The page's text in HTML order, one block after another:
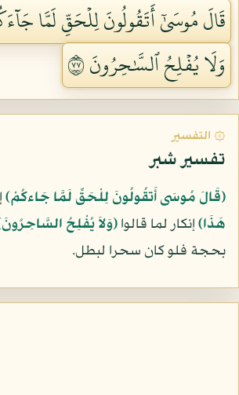
قَالَ مُوسَىٰٓ أَتَقُولُونَ لِلۡحَقِّ لَمَّا
وَلَا يُفۡلِحُ ٱلسَّٰحِرُونَ ٧٧
۞ التفسير
تفسير شبر
﴿قَالَ مُوسَى أَتقُولُونَ لِلْحَقِّ لَمَّا جَاءكُمْ﴾
هَذَا﴾إنكار لما قالوا﴿وَلاَ يُفْلِحُ
بحجة فلو كان سحرا لبطل.